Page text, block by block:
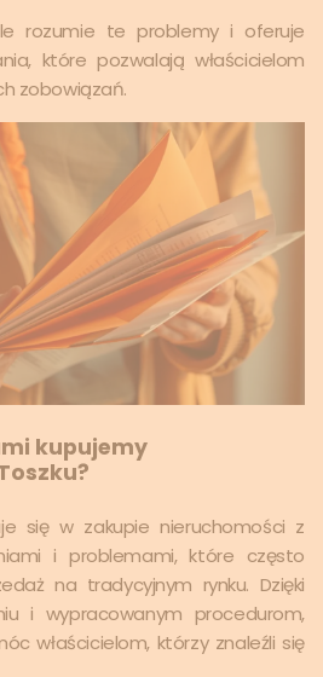
rozumie te problemy i oferuje
które pozwalają właścicielom
zobowiązań.
kupujemy
się w zakupie nieruchomości z
i problemami, które często
na tradycyjnym rynku. Dzięki
i wypracowanym procedurom,
właścicielom, którzy znaleźli się